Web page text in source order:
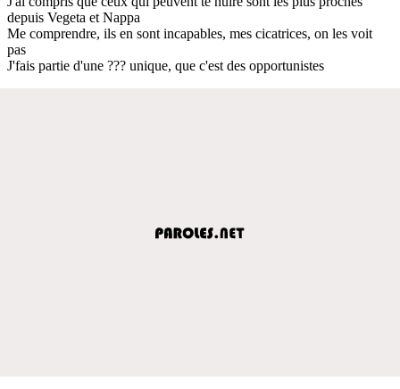
depuis Vegeta et Nappa
Me comprendre, ils en sont incapables, mes cicatrices, on les voit
pas
J'fais partie d'une ??? unique, que c'est des opportunistes